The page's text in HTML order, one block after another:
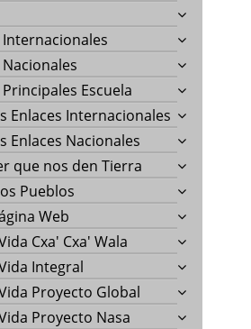
Escuela
Enlaces Internacionales
Enlaces Nacionales
que nos den Tierra
Pueblos
Web
Cxa' Cxa' Wala
Integral
Proyecto Global
Proyecto Nasa